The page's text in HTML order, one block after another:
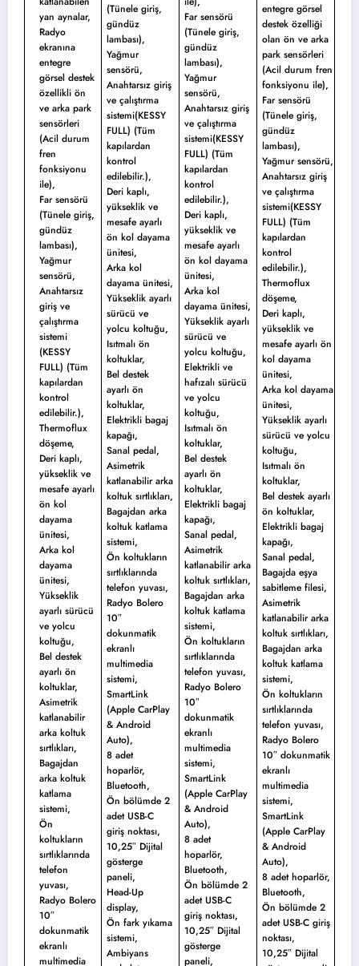
yan aynalar,
Radyo
ekranına
entegre
görsel destek
özellikli ön
ve arka park
sensörleri
(Acil durum
fren
fonksiyonu
ile),
Far sensörü
(Tünele giriş,
gündüz
lambası),
Yağmur
sensörü,
Anahtarsız
giriş ve
çalıştırma
sistemi
(KESSY
FULL) (Tüm
kapılardan
kontrol
edilebilir.),
Thermoflux
döşeme,
Deri kaplı,
yükseklik ve
mesafe ayarlı
ön kol
dayama
ünitesi,
Arka kol
dayama
ünitesi,
Yükseklik
ayarlı sürücü
ve yolcu
koltuğu,
Bel destek
ayarlı ön
koltuklar,
Asimetrik
katlanabilir
arka koltuk
sırtlıkları,
Bagajdan
arka koltuk
katlama
sistemi,
Ön
koltukların
sırtlıklarında
telefon
yuvası,
Radyo Bolero
10″
dokunmatik
ekranlı
multimedia
(Tünele giriş,
gündüz
lambası),
Yağmur
sensörü,
Anahtarsız giriş
ve çalıştırma
sistemi(KESSY
FULL) (Tüm
kapılardan
kontrol
edilebilir.),
Deri kaplı,
yükseklik ve
mesafe ayarlı
ön kol dayama
ünitesi,
Arka kol
dayama ünitesi,
Yükseklik ayarlı
sürücü ve
yolcu koltuğu,
Isıtmalı ön
koltuklar,
Bel destek
ayarlı ön
koltuklar,
Elektrikli bagaj
kapağı,
Sanal pedal,
Asimetrik
katlanabilir arka
koltuk sırtlıkları,
Bagajdan arka
koltuk katlama
sistemi,
Ön koltukların
sırtlıklarında
telefon yuvası,
Radyo Bolero
10″
dokunmatik
ekranlı
multimedia
sistemi,
SmartLink
(Apple CarPlay
& Android
Auto),
8 adet
hoparlör,
Bluetooth,
Ön bölümde 2
adet USB-C
giriş noktası,
10,25″ Dijital
gösterge
paneli,
Head-Up
display,
Ön fark yıkama
sistemi,
Ambiyans
Far sensörü
(Tünele giriş,
gündüz
lambası),
Yağmur
sensörü,
Anahtarsız giriş
ve çalıştırma
sistemi(KESSY
FULL) (Tüm
kapılardan
kontrol
edilebilir.),
Deri kaplı,
yükseklik ve
mesafe ayarlı
ön kol dayama
ünitesi,
Arka kol
dayama ünitesi,
Yükseklik ayarlı
sürücü ve
yolcu koltuğu,
Elektrikli ve
hafızalı sürücü
ve yolcu
koltuğu,
Isıtmalı ön
koltuklar,
Bel destek
ayarlı ön
koltuklar,
Elektrikli bagaj
kapağı,
Sanal pedal,
Asimetrik
katlanabilir arka
koltuk sırtlıkları,
Bagajdan arka
koltuk katlama
sistemi,
Ön koltukların
sırtlıklarında
telefon yuvası,
Radyo Bolero
10″
dokunmatik
ekranlı
multimedia
sistemi,
SmartLink
(Apple CarPlay
& Android
Auto),
8 adet
hoparlör,
Bluetooth,
Ön bölümde 2
adet USB-C
giriş noktası,
10,25″ Dijital
gösterge
paneli,
entegre görsel
destek özelliği
olan ön ve arka
park sensörleri
(Acil durum fren
fonksiyonu ile),
Far sensörü
(Tünele giriş,
gündüz
lambası),
Yağmur sensörü,
Anahtarsız giriş
ve çalıştırma
sistemi(KESSY
FULL) (Tüm
kapılardan
kontrol
edilebilir.),
Thermoflux
döşeme,
Deri kaplı,
yükseklik ve
mesafe ayarlı ön
kol dayama
ünitesi,
Arka kol dayama
ünitesi,
Yükseklik ayarlı
sürücü ve yolcu
koltuğu,
Isıtmalı ön
koltuklar,
Bel destek ayarlı
ön koltuklar,
Elektrikli bagaj
kapağı,
Sanal pedal,
Bagajda eşya
sabitleme filesi,
Asimetrik
katlanabilir arka
koltuk sırtlıkları,
Bagajdan arka
koltuk katlama
sistemi,
Ön koltukların
sırtlıklarında
telefon yuvası,
Radyo Bolero
10″ dokunmatik
ekranlı
multimedia
sistemi,
SmartLink
(Apple CarPlay
& Android
Auto),
8 adet hoparlör,
Bluetooth,
Ön bölümde 2
adet USB-C giriş
noktası,
10,25″ Dijital